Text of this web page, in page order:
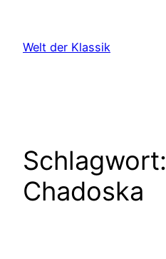
springen
Welt der Klassik
Schlagwort:
Chadoska